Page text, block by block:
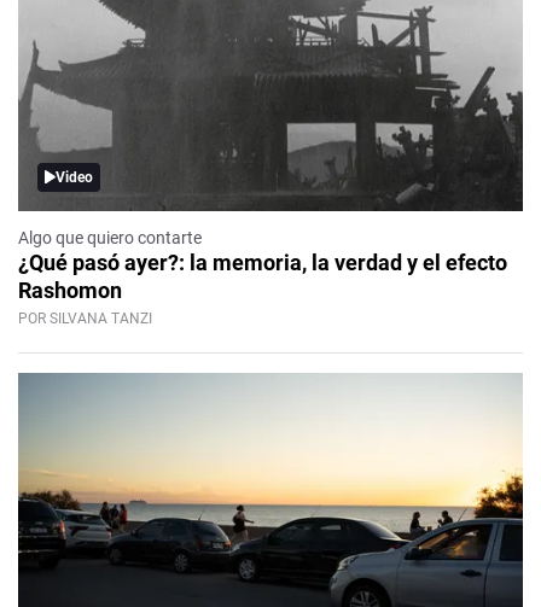
Video
Algo que quiero contarte
¿Qué pasó ayer?: la memoria, la verdad y el efecto
Rashomon
POR SILVANA TANZI